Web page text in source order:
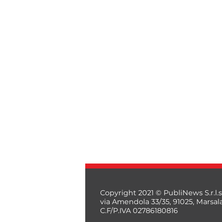
Copyright 2021 © PubliNews
via Amendola 33/35, 91025,
C.F/P.IVA 02786180816